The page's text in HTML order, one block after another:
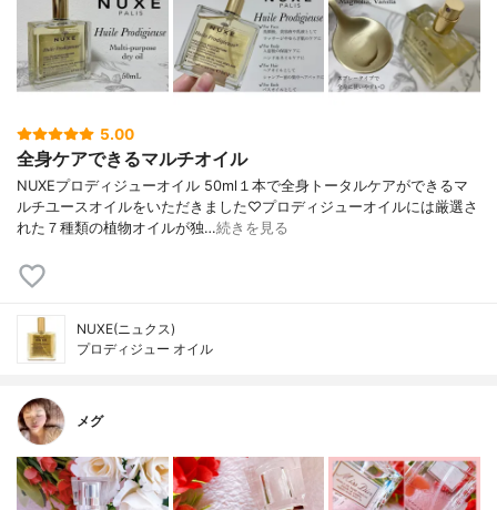
5.00
全身ケアできるマルチオイル
NUXEプロディジューオイル 50ml１本で全身トータルケアができるマ
ルチユースオイルをいただきました♡プロディジューオイルには厳選さ
れた７種類の植物オイルが独…続きを見る
NUXE(ニュクス)
プロディジュー オイル
メグ